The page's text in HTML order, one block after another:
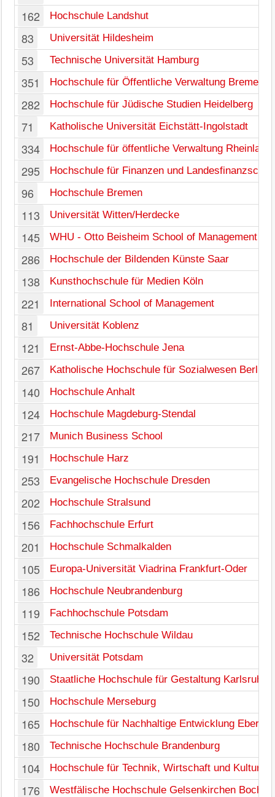
162 Hochschule Landshut
83 Universität Hildesheim
53 Technische Universität Hamburg
351 Hochschule für Öffentliche Verwaltung Bremen
282 Hochschule für Jüdische Studien Heidelberg
71 Katholische Universität Eichstätt-Ingolstadt
334 Hochschule für öffentliche Verwaltung
295 Hochschule für Finanzen und
96 Hochschule Bremen
113 Universität Witten/Herdecke
145 WHU - Otto Beisheim School of Management
286 Hochschule der Bildenden Künste Saar
138 Kunsthochschule für Medien Köln
221 International School of Management
81 Universität Koblenz
121 Ernst-Abbe-Hochschule Jena
267 Katholische Hochschule für Sozialwesen Berlin
140 Hochschule Anhalt
124 Hochschule Magdeburg-Stendal
217 Munich Business School
191 Hochschule Harz
253 Evangelische Hochschule Dresden
202 Hochschule Stralsund
156 Fachhochschule Erfurt
201 Hochschule Schmalkalden
105 Europa-Universität Viadrina Frankfurt-Oder
186 Hochschule Neubrandenburg
119 Fachhochschule Potsdam
152 Technische Hochschule Wildau
32 Universität Potsdam
190 Staatliche Hochschule für Gestaltung Karlsruhe
150 Hochschule Merseburg
165 Hochschule für Nachhaltige Entwicklung
180 Technische Hochschule Brandenburg
104 Hochschule für Technik, Wirtschaft und Kultur
176 Westfälische Hochschule Gelsenkirchen